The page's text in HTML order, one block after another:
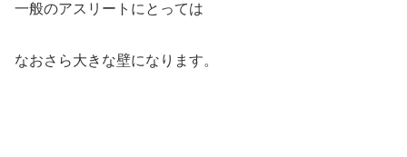
一般のアスリートにとっては
なおさら大きな壁になります。